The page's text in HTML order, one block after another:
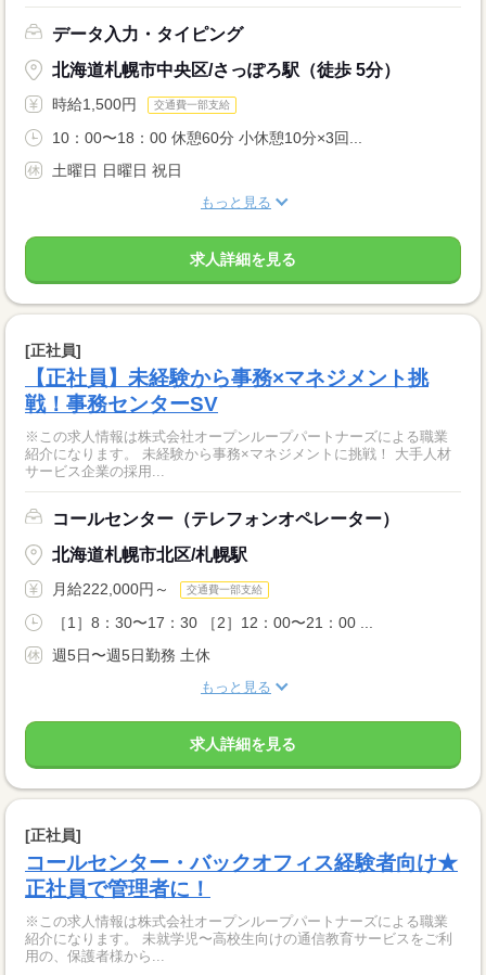
データ入力・タイピング
北海道札幌市中央区/さっぽろ駅（徒歩 5分）
時給1,500円 交通費一部支給
10：00〜18：00 休憩60分 小休憩10分×3回...
土曜日 日曜日 祝日
もっと見る
求人詳細を見る
[正社員]
【正社員】未経験から事務×マネジメント挑
戦！事務センターSV
※この求人情報は株式会社オープンループパートナーズによる職業
紹介になります。 未経験から事務×マネジメントに挑戦！ 大手人材
サービス企業の採用...
コールセンター（テレフォンオペレーター）
北海道札幌市北区/札幌駅
月給222,000円～ 交通費一部支給
［1］8：30〜17：30 ［2］12：00〜21：00 ...
週5日〜週5日勤務 土休
もっと見る
求人詳細を見る
[正社員]
コールセンター・バックオフィス経験者向け★
正社員で管理者に！
※この求人情報は株式会社オープンループパートナーズによる職業
紹介になります。 未就学児〜高校生向けの通信教育サービスをご利
用の、保護者様から...